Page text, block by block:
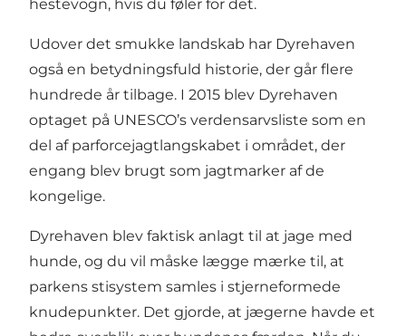
hestevogn, hvis du føler for det.
Udover det smukke landskab har Dyrehaven
også en betydningsfuld historie, der går flere
hundrede år tilbage. I 2015 blev Dyrehaven
optaget på UNESCO’s verdensarvsliste som en
del af parforcejagtlangskabet i området, der
engang blev brugt som jagtmarker af de
kongelige.
Dyrehaven blev faktisk anlagt til at jage med
hunde, og du vil måske lægge mærke til, at
parkens stisystem samles i stjerneformede
knudepunkter. Det gjorde, at jægerne havde et